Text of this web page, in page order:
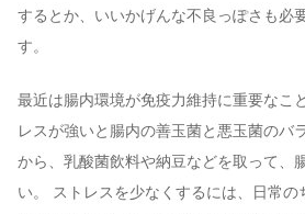
するとか、いいかげんな不良っぽさも必
す。
最近は腸内環境が免疫力維持に重要なこ
レスが強いと腸内の善玉菌と悪玉菌のバ
から、乳酸菌飲料や納豆などを取って、
い。 ストレスを少なくするには、日常